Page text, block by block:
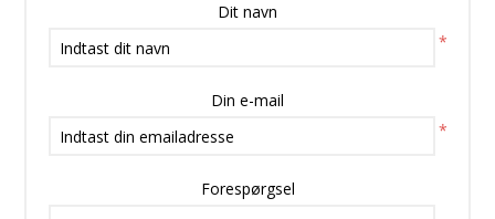
Dit navn
*
Din e-mail
*
Forespørgsel